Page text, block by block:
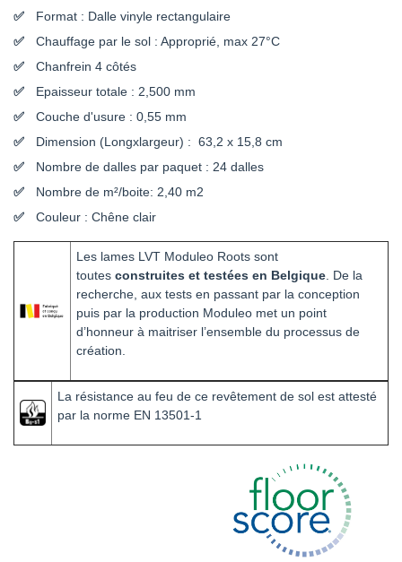
Format : Dalle vinyle rectangulaire
Chauffage par le sol : Approprié, max 27°C
Chanfrein 4 côtés
Epaisseur totale : 2,500 mm
Couche d'usure : 0,55 mm
Dimension (Longxlargeur) : 63,2 x 15,8 cm
Nombre de dalles par paquet : 24 dalles
Nombre de m²/boite: 2,40 m2
Couleur : Chêne clair
Les lames LVT Moduleo Roots sont
toutes construites et testées en Belgique . De la
recherche, aux tests en passant par la conception
puis par la production Moduleo met un point
d’honneur à maitriser l’ensemble du processus de
création.
La résistance au feu de ce revêtement de sol est attesté
par la norme EN 13501-1